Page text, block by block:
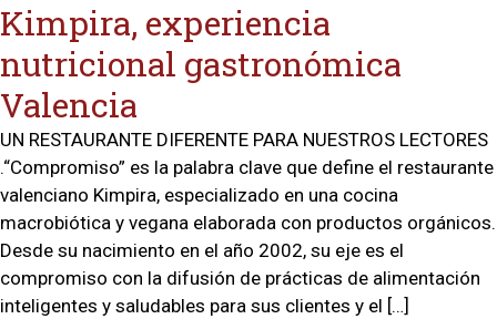
Kimpira, experiencia
nutricional gastronómica
Valencia
UN RESTAURANTE DIFERENTE PARA NUESTROS LECTORES
.“Compromiso” es la palabra clave que define el restaurante
valenciano Kimpira, especializado en una cocina
macrobiótica y vegana elaborada con productos orgánicos.
Desde su nacimiento en el año 2002, su eje es el
compromiso con la difusión de prácticas de alimentación
inteligentes y saludables para sus clientes y el […]